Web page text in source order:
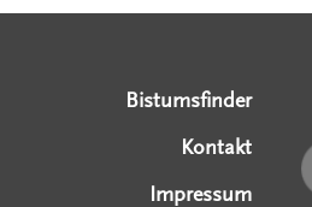
Bistumsfinder
Kontakt
Impressum